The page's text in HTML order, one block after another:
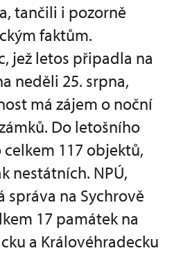
tančili i pozorně
faktům.
jež letos připadla na
neděli 25. srpna,
má zájem o noční
Do letošního
117 objektů,
nestátních. NPÚ,
správa na Sychrově
17 památek na
a Královéhradecku